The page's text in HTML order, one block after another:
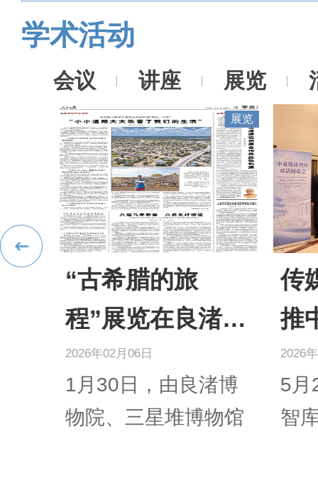
学术活动
会议 讲座 展览
会议
传媒架通途，助
推中希文明相知
相融——中希媒
体智库对话圆桌
会在雅典举行
2026年05月29日
5月21日，“中希媒体
智库对话圆桌会”在中
融
启
2026
在
神